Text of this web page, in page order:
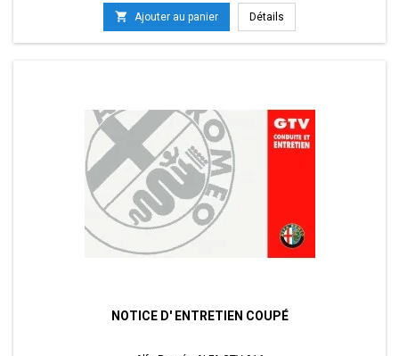
 Ajouter au panier Détails
NOTICE D' ENTRETIEN COUPÉ